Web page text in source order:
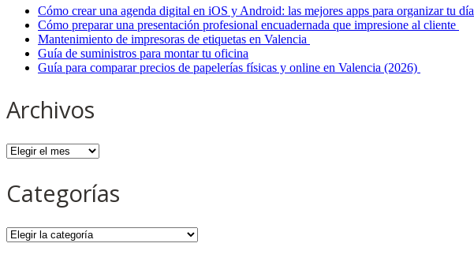
Cómo crear una agenda digital en iOS y Android: las mejores apps para organizar tu día
Cómo preparar una presentación profesional encuadernada que impresione al cliente
Mantenimiento de impresoras de etiquetas en Valencia
Guía de suministros para montar tu oficina
Guía para comparar precios de papelerías físicas y online en Valencia (2026)
Archivos
Archivos
Categorías
Categorías